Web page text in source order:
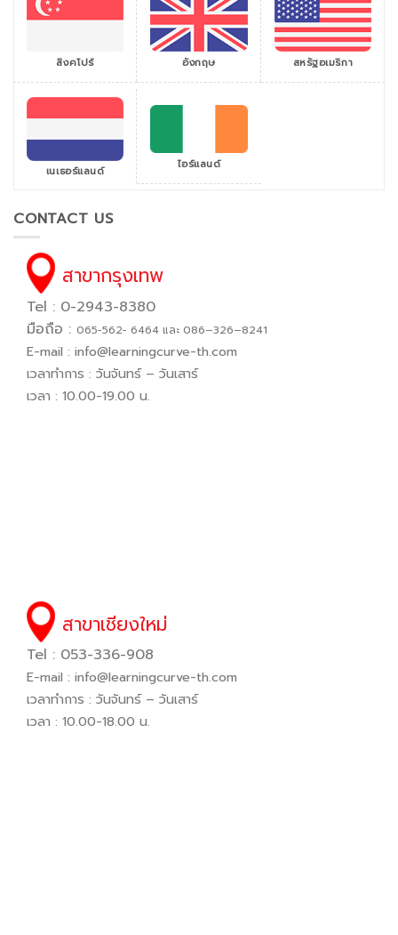
สิงคโปร์ อังกฤษ สหรัฐอเมริกา
เนเธอร์แลนด์ ไอร์แลนด์
CONTACT US
สาขากรุงเทพ
Tel : 0-2943-8380
มือถือ : 065−562− 6464 และ 086–326–8241
E-mail : info@learningcurve-th.com
เวลาทำการ : วันจันทร์ – วันเสาร์
เวลา : 10.00-19.00 น.
สาขาเชียงใหม่
Tel : 053-336-908
E-mail : info@learningcurve-th.com
เวลาทำการ : วันจันทร์ – วันเสาร์
เวลา : 10.00-18.00 น.